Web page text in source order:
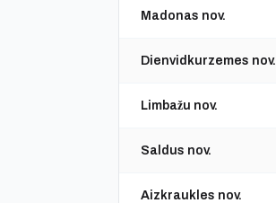
Madonas nov.
Dienvidkurzemes nov.
Limbažu nov.
Saldus nov.
Aizkraukles nov.